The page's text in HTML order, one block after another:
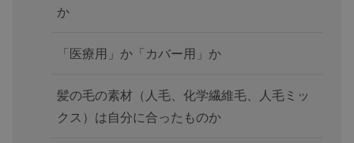
か
「医療用」か「カバー用」か
髪の毛の素材（人毛、化学繊維毛、人毛ミッ
クス）は自分に合ったものか